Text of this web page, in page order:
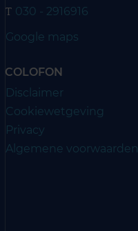
T 030 - 2916916
Google maps
COLOFON
Disclaimer
Cookiewetgeving
Privacy
Algemene voorwaarden